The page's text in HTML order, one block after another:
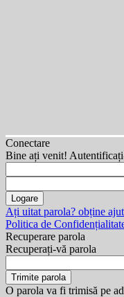
Conectare
Bine ați venit!
Ați uitat parola? obține
Politica de
Recuperare parola
Recuperați-vă parola
O parola va fi trimisă pe